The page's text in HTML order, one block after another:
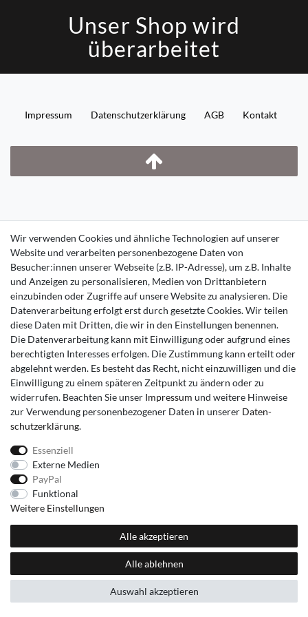
Unser Shop wird
überarbeitet
Impressum Daten­schutz­erklärung AGB Kontakt
Wir verwenden Cookies und ähnliche Technologien auf unserer
Website und verarbeiten personenbezogene Daten von
Besucher:innen unserer Webseite (z.B. IP-Adresse), um z.B. Inhalte
und Anzeigen zu personalisieren, Medien von Drittanbietern
einzubinden oder Zugriffe auf unsere Website zu analysieren. Die
Datenverarbeitung erfolgt erst durch gesetzte Cookies. Wir teilen
diese Daten mit Dritten, die wir in den Einstellungen benennen.
Die Datenverarbeitung kann mit Einwilligung oder aufgrund eines
berechtigten Interesses erfolgen. Die Zustimmung kann erteilt oder
abgelehnt werden. Es besteht das Recht, nicht einzuwilligen und die
Einwilligung zu einem späteren Zeitpunkt zu ändern oder zu
widerrufen. Beachten Sie unser Impressum und weitere Hinweise
zur Verwendung personenbezogener Daten in unserer Daten­
schutz­erklärung.
Essenziell
Externe Medien
PayPal
Funktional
Weitere Einstellungen
Alle akzeptieren
Alle ablehnen
Auswahl akzeptieren